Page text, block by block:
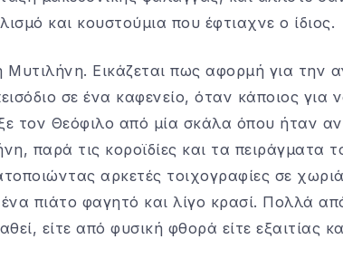
και κουστού­μια που έφτιαχνε ο ίδιος.
Μυτιλήνη. Εικάζεται πως αφορ­μή για την
σε ένα καφενείο, όταν κάποιος για
τον Θεόφιλο από μία σκάλα όπου ήταν
παρά τις κοροϊδίες και τα πειράγματα
αρκετές τοιχογραφίες σε
πιάτο φαγητό και λίγο κρασί. Πολλά
είτε από φυσική φθορά είτε εξαιτίας